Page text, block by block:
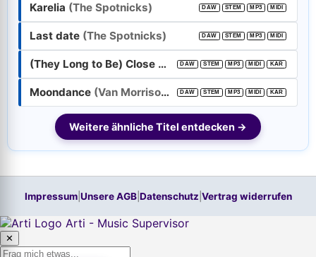
Karelia (The Spotnicks) DAW STEM MP3 MIDI
Last date (The Spotnicks) DAW STEM MP3 MIDI
(They Long to Be) Close to You (Carpenters)
DAW STEM MP3 MIDI KAR
Moondance (Van Morrison) DAW STEM MP3 MIDI KAR
Weitere ähnliche Titel entdecken →
Impressum| Unsere AGB| Datenschutz Vertrag widerrufen
Arti - Music Supervisor
✕
Weiter
Trage bitte vorher Deine E-Mail-Adresse in das Feld oben ein.
Hilfe, ich habe meinPasswortvergessen!
Neu hier? Jetzt kostenloses Konto anlegen